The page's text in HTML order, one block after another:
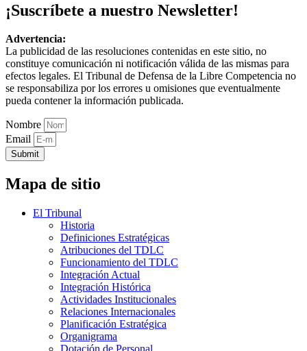
¡Suscríbete a nuestro Newsletter!
Advertencia:
La publicidad de las resoluciones contenidas en este sitio, no
constituye comunicación ni notificación válida de las mismas para
efectos legales. El Tribunal de Defensa de la Libre Competencia no
se responsabiliza por los errores u omisiones que eventualmente
pueda contener la información publicada.
Nombre
Email
Submit
Mapa de sitio
El Tribunal
Historia
Definiciones Estratégicas
Atribuciones del TDLC
Funcionamiento del TDLC
Integración Actual
Integración Histórica
Actividades Institucionales
Relaciones Internacionales
Planificación Estratégica
Organigrama